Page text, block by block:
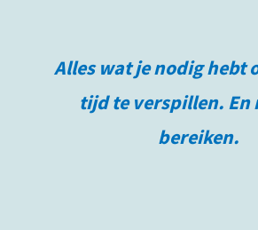
Alles wat je nodig hebt
tijd te verspillen. En
bereiken.